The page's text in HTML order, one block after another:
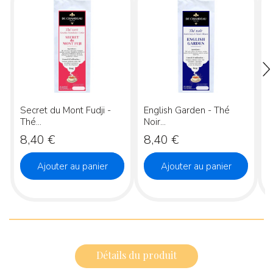
Secret du Mont Fudji -
Thé...
Prix
8,40 €
Ajouter au panier
English Garden - Thé
Noir...
Prix
8,40 €
Ajouter au panier
Détails du produit